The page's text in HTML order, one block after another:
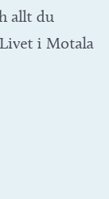
allt du
i Motala